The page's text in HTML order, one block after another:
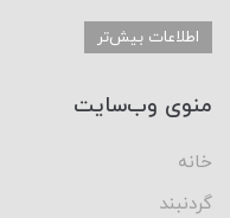
اطلاعات بیش‌تر
منوی وب‌سایت
خانه
گردنبند